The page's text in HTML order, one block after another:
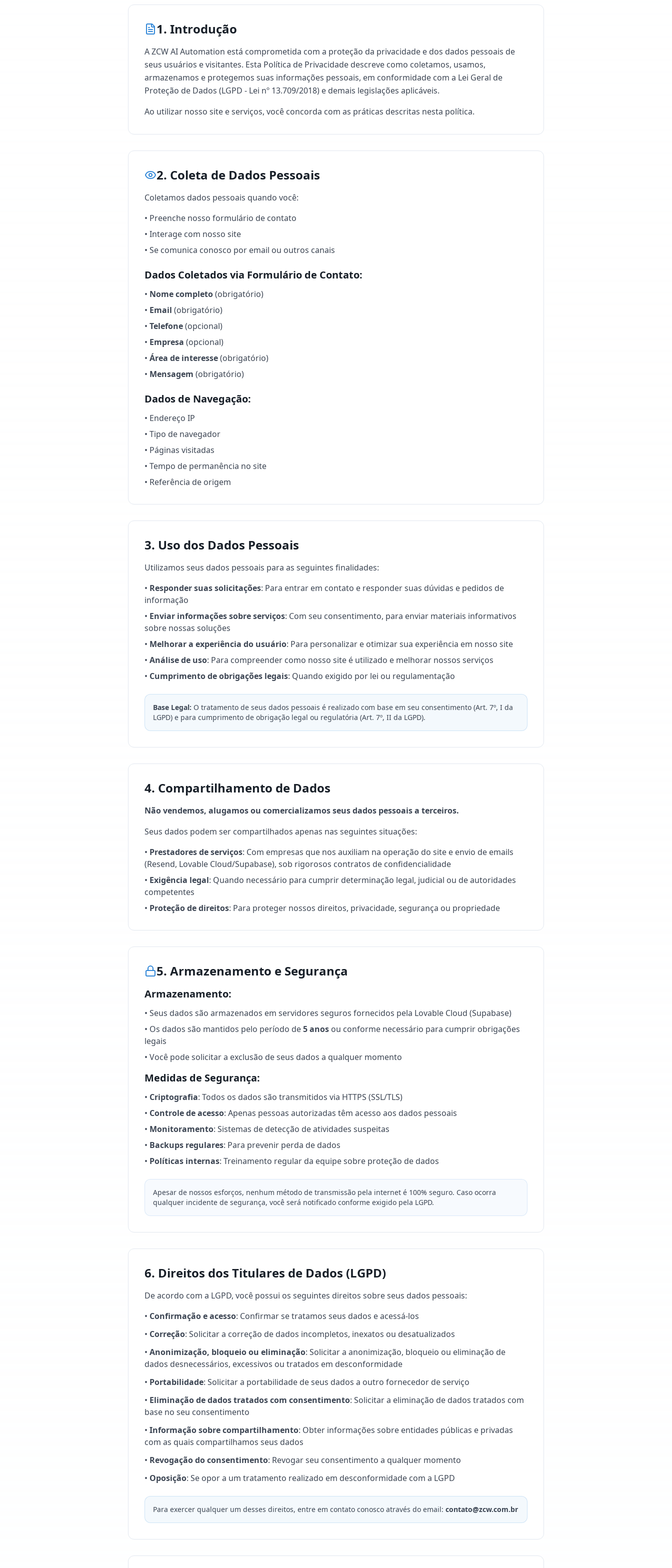
1. Introdução
A ZCW AI Automation está comprometida com a proteção da privacidade e dos dados pessoais de
seus usuários e visitantes. Esta Política de Privacidade descreve como coletamos, usamos,
armazenamos e protegemos suas informações pessoais, em conformidade com a Lei Geral de
Proteção de Dados (LGPD - Lei nº 13.709/2018) e demais legislações aplicáveis.
Ao utilizar nosso site e serviços, você concorda com as práticas descritas nesta política.
2. Coleta de Dados Pessoais
Coletamos dados pessoais quando você:
• Preenche nosso formulário de contato
• Interage com nosso site
• Se comunica conosco por email ou outros canais
Dados Coletados via Formulário de Contato:
• Nome completo(obrigatório)
• Email (obrigatório)
• Telefone(opcional)
• Empresa (opcional)
• Área de interesse(obrigatório)
• Mensagem (obrigatório)
Dados de Navegação:
• Endereço IP
• Tipo de navegador
• Páginas visitadas
• Tempo de permanência no site
• Referência de origem
3. Uso dos Dados Pessoais
Utilizamos seus dados pessoais para as seguintes finalidades:
• Responder suas solicitações: Para entrar em contato e responder suas dúvidas e pedidos de
informação
• Enviar informações sobre serviços: Com seu consentimento, para enviar materiais informativos
sobre nossas soluções
• Melhorar a experiência do usuário: Para personalizar e otimizar sua experiência em nosso site
• Análise de uso: Para compreender como nosso site é utilizado e melhorar nossos serviços
• Cumprimento de obrigações legais: Quando exigido por lei ou regulamentação
Base Legal: O tratamento de seus dados pessoais é realizado com base em seu consentimento (Art. 7º, I da
LGPD) e para cumprimento de obrigação legal ou regulatória (Art. 7º, II da LGPD).
4. Compartilhamento de Dados
Não vendemos, alugamos ou comercializamos seus dados pessoais a terceiros.
Seus dados podem ser compartilhados apenas nas seguintes situações:
• Prestadores de serviços: Com empresas que nos auxiliam na operação do site e envio de emails
(Resend, Lovable Cloud/Supabase), sob rigorosos contratos de confidencialidade
• Exigência legal: Quando necessário para cumprir determinação legal, judicial ou de autoridades
competentes
• Proteção de direitos: Para proteger nossos direitos, privacidade, segurança ou propriedade
5. Armazenamento e Segurança
Armazenamento:
• Seus dados são armazenados em servidores seguros fornecidos pela Lovable Cloud (Supabase)
• Os dados são mantidos pelo período de5 anos ou conforme necessário para cumprir obrigações
legais
• Você pode solicitar a exclusão de seus dados a qualquer momento
Medidas de Segurança:
• Criptografia: Todos os dados são transmitidos via HTTPS (SSL/TLS)
• Controle de acesso: Apenas pessoas autorizadas têm acesso aos dados pessoais
• Monitoramento: Sistemas de detecção de atividades suspeitas
• Backups regulares: Para prevenir perda de dados
• Políticas internas: Treinamento regular da equipe sobre proteção de dados
Apesar de nossos esforços, nenhum método de transmissão pela internet é 100% seguro. Caso ocorra
qualquer incidente de segurança, você será notificado conforme exigido pela LGPD.
6. Direitos dos Titulares de Dados (LGPD)
De acordo com a LGPD, você possui os seguintes direitos sobre seus dados pessoais:
• Confirmação e acesso: Confirmar se tratamos seus dados e acessá-los
• Correção: Solicitar a correção de dados incompletos, inexatos ou desatualizados
• Anonimização, bloqueio ou eliminação: Solicitar a anonimização, bloqueio ou eliminação de
dados desnecessários, excessivos ou tratados em desconformidade
• Portabilidade: Solicitar a portabilidade de seus dados a outro fornecedor de serviço
• Eliminação de dados tratados com consentimento: Solicitar a eliminação de dados tratados com
base no seu consentimento
• Informação sobre compartilhamento: Obter informações sobre entidades públicas e privadas
com as quais compartilhamos seus dados
• Revogação do consentimento: Revogar seu consentimento a qualquer momento
• Oposição: Se opor a um tratamento realizado em desconformidade com a LGPD
Para exercer qualquer um desses direitos, entre em contato conosco através do email: contato@zcw.com.br